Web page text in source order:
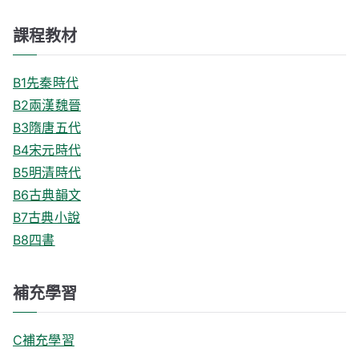
課程教材
B1先秦時代
B2兩漢魏晉
B3隋唐五代
B4宋元時代
B5明清時代
B6古典韻文
B7古典小說
B8四書
補充學習
C補充學習